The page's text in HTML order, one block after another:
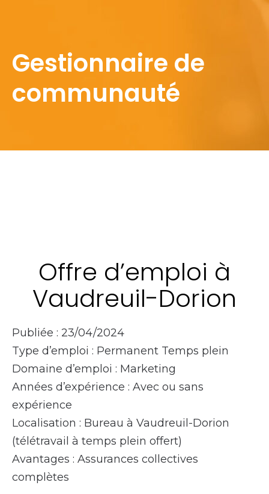
Gestionnaire de
communauté
Offre d’emploi à
Vaudreuil-Dorion
Publiée : 23/04/2024
Type d’emploi : Permanent Temps plein
Domaine d’emploi : Marketing
Années d’expérience : Avec ou sans
expérience
Localisation : Bureau à Vaudreuil-Dorion
(télétravail à temps plein offert)
Avantages : Assurances collectives
complètes